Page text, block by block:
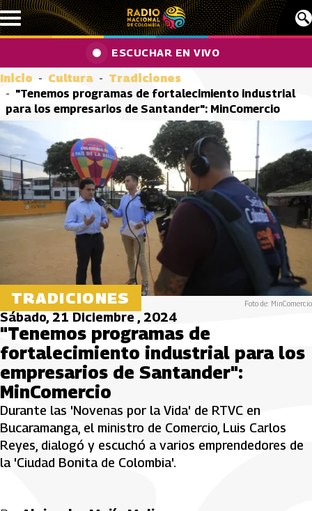
Pasar al contenido principal
ESCUCHAR EN VIVO
Inicio Cultura
Tradiciones
"Tenemos programas de fortalecimiento industrial
para los empresarios de Santander": MinComercio
TRADICIONES Foto de: MinComercio
Sábado, 21 Diciembre , 2024
"Tenemos programas de
fortalecimiento industrial para los
empresarios de Santander":
MinComercio
Durante las 'Novenas por la Vida' de RTVC en
Bucaramanga, el ministro de Comercio, Luis Carlos
Reyes, dialogó y escuchó a varios emprendedores de
la 'Ciudad Bonita de Colombia'.